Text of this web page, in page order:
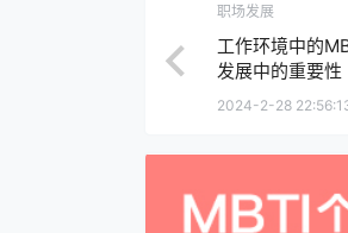
职场发展
工作环境中的
发展中的重要性
2024-2-28